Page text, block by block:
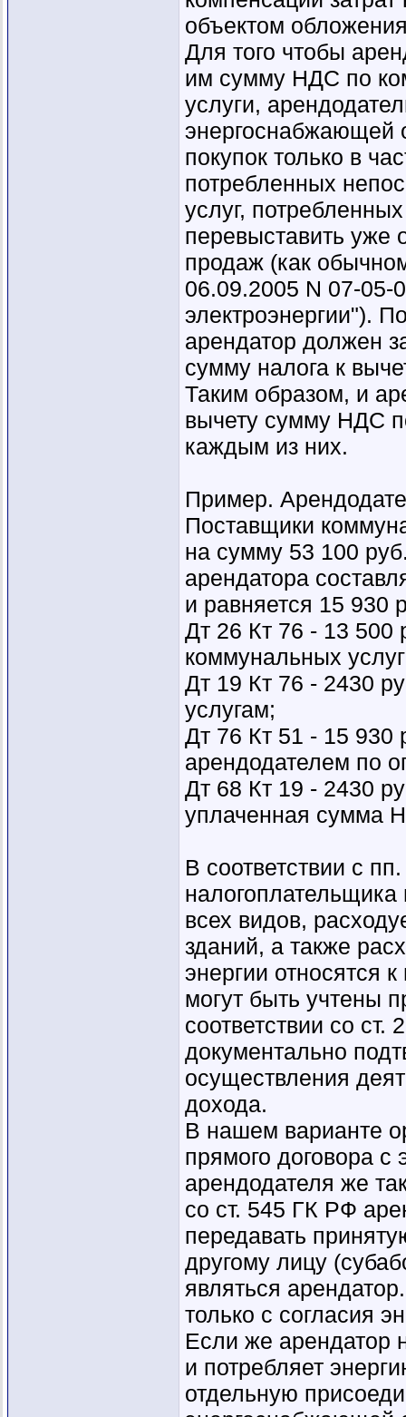
объектом
Для того чтобы
им сумму НДС по
услуги,
энергоснабжающей
покупок только в
потребленных
услуг,
перевыставить уже
продаж (как
06.09.2005 N 07-05-
электроэнергии").
арендатор должен
сумму налога к
Таким образом, и
вычету сумму НДС
каждым из них.
Пример.
Поставщики
на сумму 53 100
арендатора
и равняется 15 930
Дт 26 Кт 76 - 13 500
коммунальных
Дт 19 Кт 76 - 2430
услугам;
Дт 76 Кт 51 - 15 930
арендодателем по
Дт 68 Кт 19 - 2430
уплаченная сумма
В соответствии с
всех видов,
зданий, а также
энергии относятся
могут быть учтены
соответствии со
документально
осуществления
дохода.
В нашем варианте
прямого договора
арендодателя же
со ст. 545 ГК РФ
передавать
другому лицу
являться
только с согласия
Если же арендатор
и потребляет
отдельную